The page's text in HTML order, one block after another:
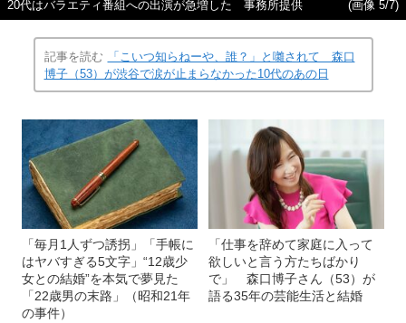
20代はバラエティ番組への出演が急増した 事務所提供 (画像 5/7)
記事を読む
「こいつ知らねーや、誰？」と囃されて 森口
博子（53）が渋谷で涙が止まらなかった10代のあの日
「毎月1人ずつ誘拐」「手帳に
はヤバすぎる5文字」“12歳少
女との結婚”を本気で夢見た
「22歳男の末路」（昭和21年
の事件）
「仕事を辞めて家庭に入って
欲しいと言う方たちばかり
で」 森口博子さん（53）が
語る35年の芸能生活と結婚